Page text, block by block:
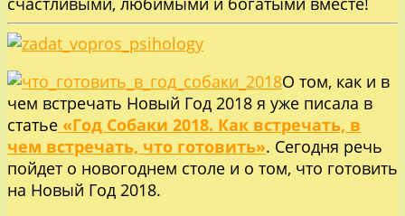
О том, как и в
чем встречать Новый Год 2018 я уже писала в
статье «Год Собаки 2018. Как встречать, в
чем встречать, что готовить». Сегодня речь
пойдет о новогоднем столе и о том, что готовить
на Новый Год 2018.